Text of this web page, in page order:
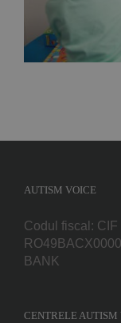
AUTISM VOICE
Codul fiscal:
BANK
CENTRELE AUTISM